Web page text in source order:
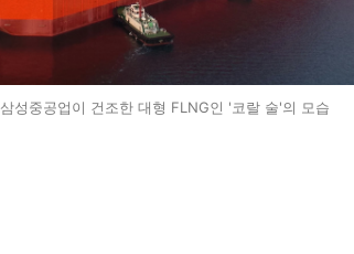
삼성중공업이 건조한 대형 FLNG인 '코랄 술'의 모습